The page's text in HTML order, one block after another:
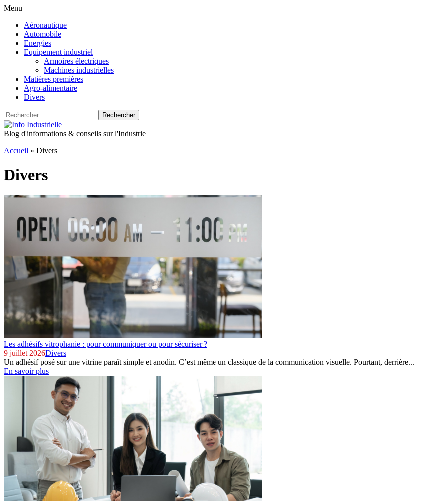
Menu
contenu
principal
Aéronautique
Automobile
Energies
Equipement industriel
Armoires électriques
Machines industrielles
Matières premières
Agro-alimentaire
Divers
Recherche
pour
:
Rechercher
Blog d'informations & conseils sur l'Industrie
Accueil » Divers
Divers
Les adhésifs vitrophanie : pour communiquer ou pour sécuriser ?
9 juillet 2026Divers
Un adhésif posé sur une vitrine paraît simple et anodin. C’est même un classique de la communication visuelle. Pourtant, derrière...
En savoir plus